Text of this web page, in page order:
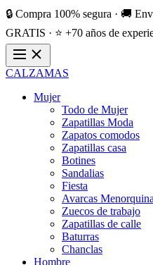
🔒 Compra 100% segura · 🚚
GRATIS · ⭐ +70 años de
CALZAMAS
Mujer
Todo de Mujer
Zapatillas Moda
Zapatos comodos
Zapatillas casa
Botines
Sandalias
Fiesta
Avarcas
Zuecos de trabajo
Zapatillas de calle
Baturras
Chanclas
Hombre